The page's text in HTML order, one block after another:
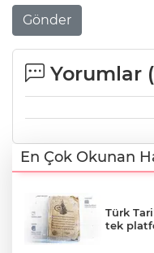
Gönder
Yorumlar (
En Çok Okunan
Türk
tek